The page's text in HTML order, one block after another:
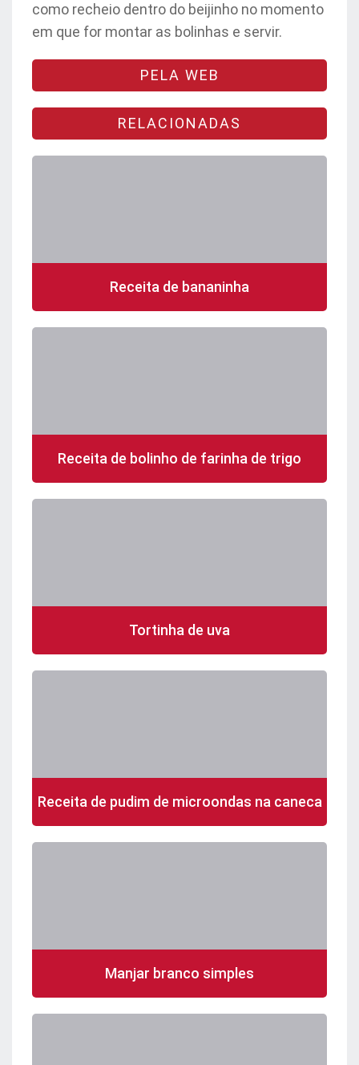
como recheio dentro do beijinho no momento
em que for montar as bolinhas e servir.
PELA WEB
RELACIONADAS
Receita de bananinha
Receita de bolinho de farinha de trigo
Tortinha de uva
Receita de pudim de microondas na caneca
Manjar branco simples